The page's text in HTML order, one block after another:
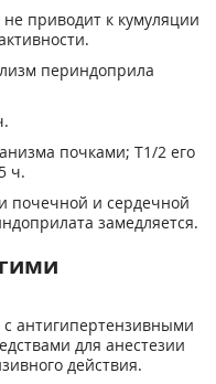
приводит к кумуляции
периндоприла
почками; T1/2 его
ч.
почечной и сердечной
замедляется.
антигипертензивными
для анестезии
действия.